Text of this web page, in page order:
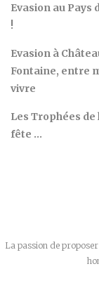
Evasion au Pays
!
Evasion à
Fontaine, entre
vivre
Les Trophées de
fête …
La passion de